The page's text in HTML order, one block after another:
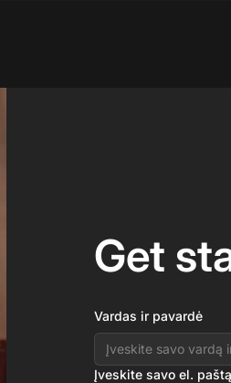
Get
Vardas ir pavardė
Įveskite savo el. paštą